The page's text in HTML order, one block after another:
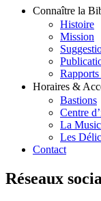
Connaître la
Histoire
Mission
Horaires &
Bastions
Centre
La
Les
Contact
Réseaux